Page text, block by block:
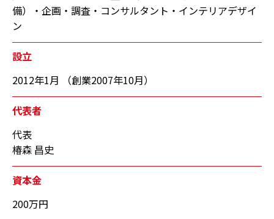
備）・企画・調査・コンサルタント・インテリアデザイ
ン
設立
2012年1月 （創業2007年10月）
代表者
代表
椿森 昌史
資本金
200万円